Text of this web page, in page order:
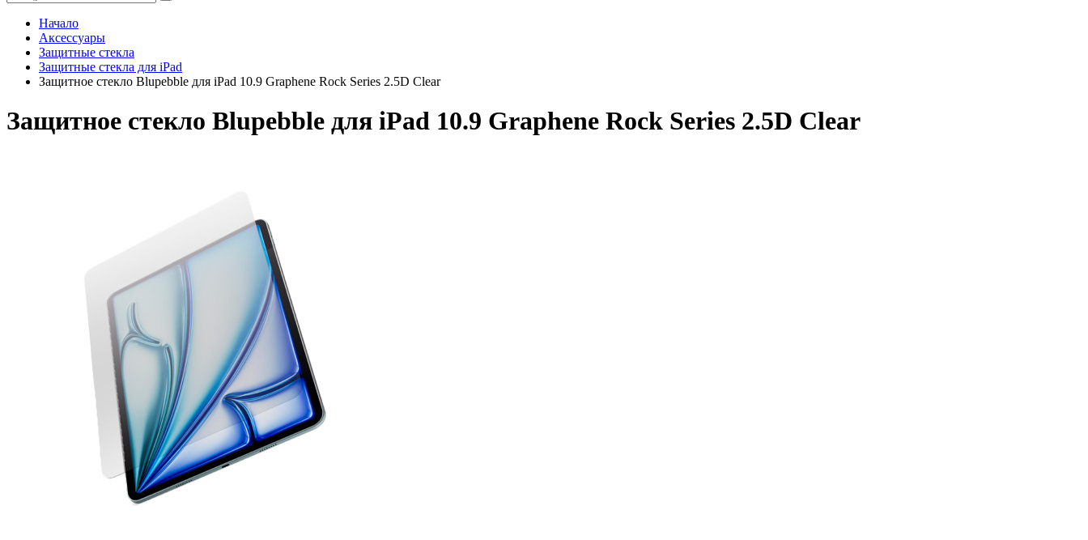
Начало
Аксессуары
Защитные стекла
Защитные стекла для iPad
Защитное стекло Blupebble для iPad 10.9 Graphene Rock Series 2.5D Clear
Защитное стекло Blupebble для iPad 10.9 Graphene Rock Series 2.5D Clear